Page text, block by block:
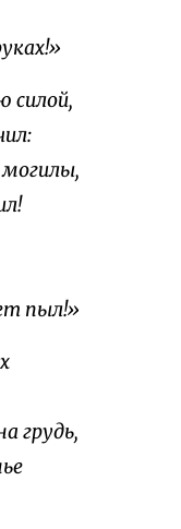
силой,
пыл!»
грудь,